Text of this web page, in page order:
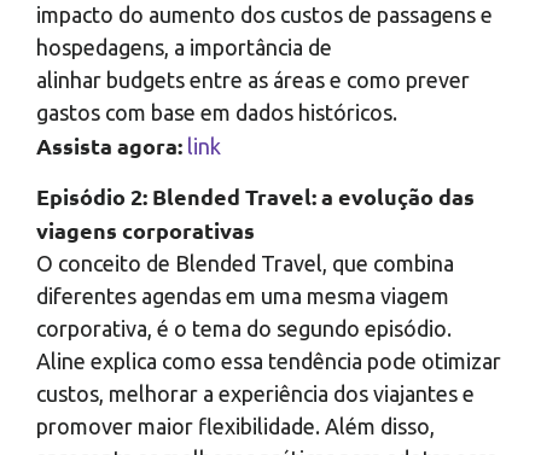
impacto do aumento dos custos de passagens e
hospedagens, a importância de
alinhar budgets entre as áreas e como prever
gastos com base em dados históricos.
Assista agora: link
Episódio 2: Blended Travel: a evolução das
viagens corporativas
O conceito de Blended Travel, que combina
diferentes agendas em uma mesma viagem
corporativa, é o tema do segundo episódio.
Aline explica como essa tendência pode otimizar
custos, melhorar a experiência dos viajantes e
promover maior flexibilidade. Além disso,